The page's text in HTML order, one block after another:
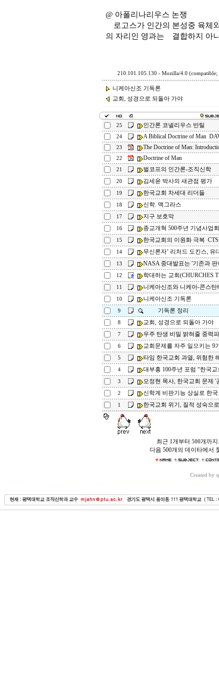
@ 아폴리나리우스 논쟁
로고스가 인간의 본성중 육체
의 자리인 영과는 결합하지 아
210.101.105.130 - Mozilla/4.0
니케아신조 기독론
교회, 성경으로 되돌아 가야
25 인간론 코넬리우스 반틸
24 A Biblical Doctrine of Man
23 The Doctrine of Man:
22 Doctrine of Man
21 벌코프의 인간론-조직신학
20 김세윤 박사의 새관점 평가
19 한국교회 차세대 리더들
18 신학. 맥그라스
17 지구 보호막
16 종교개혁 500주년 기념사업
15 한국교회의 이원화 극복 CTS
14 무신론자’ 리처드 도킨스, 유
13 NASA 중대발표는 '기존과
12 학대하는 교회(CHURCHES
11 니케아신조와 니케아-콘스
10 니케아신조 기독론
9 기독론 정리
8 교회, 성경으로 되돌아 가야
7 우주 탄생 비밀 밝혀줄 중력
6 교회문제를 자주 일으키는 9
5 타임 한국교회 과열, 위험한
4 대부흥 100주년 포럼 “한국
3 오정현 목사, 한국교회 문제 '
2 신학계 비판기능 상실로 한
1 한국교회 위기, 질적 성숙으
최근 1개부터 500개까
다음 500개의 데이타에서
Created by